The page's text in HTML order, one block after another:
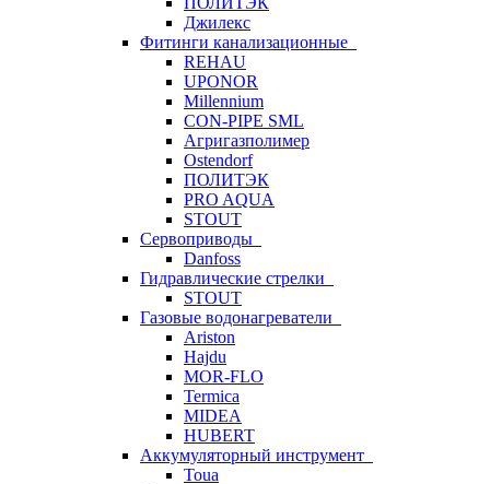
Джилекс
Фитинги канализационные
REHAU
UPONOR
Millennium
CON-PIPE SML
Агригазполимер
Ostendorf
ПОЛИТЭК
PRO AQUA
STOUT
Сервоприводы
Danfoss
Гидравлические стрелки
STOUT
Газовые водонагреватели
Ariston
Hajdu
MOR-FLO
Termica
MIDEA
HUBERT
Аккумуляторный инструмент
Toua